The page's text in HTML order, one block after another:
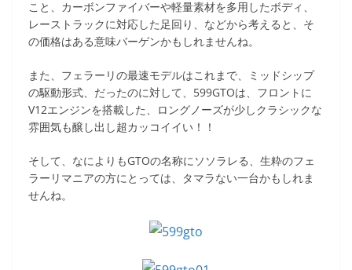
こと、カーボンファイバーや軽量素材を多用したボディ、
レーストラックに対応した足回り、などから考えると、そ
の価格はある意味バーゲンかもしれませんね。
また、フェラーリの最速モデルはこれまで、ミッドシップ
の駆動形式、だったのに対して、599GTOは、フロントに
V12エンジンを搭載した、ロングノーズが少しクラシックな
雰囲気も醸し出し超カッコイイい！！
そして、なによりもGTOの名称にソソラレる、生粋のフェ
ラーリマニアの方にとっては、タマラない一台かもしれま
せんね。